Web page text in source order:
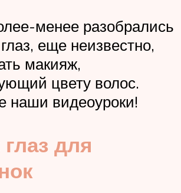
менее разобрались
еще неизвестно,
макияж,
цвету волос.
наши видеоуроки!
для